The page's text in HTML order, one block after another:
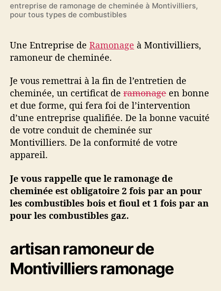
entreprise de ramonage de cheminée à Montivilliers,
pour tous types de combustibles
Une Entreprise de Ramonage à Montivilliers,
ramoneur de cheminée.
Je vous remettrai à la fin de l’entretien de
cheminée, un certificat de ramonage en bonne
et due forme, qui fera foi de l’intervention
d’une entreprise qualifiée. De la bonne vacuité
de votre conduit de cheminée sur
Montivilliers. De la conformité de votre
appareil.
Je vous rappelle que le ramonage de
cheminée est obligatoire 2 fois par an pour
les combustibles bois et fioul et 1 fois par an
pour les combustibles gaz.
artisan ramoneur de
Montivilliers ramonage